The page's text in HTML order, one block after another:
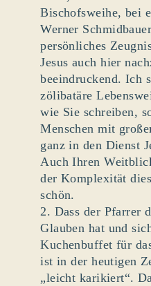
Bischofsweihe, bei
Werner
persönliches
Jesus auch hier
beeindruckend. Ich
zölibatäre
wie Sie schreiben,
Menschen mit
ganz in den Dienst
Auch Ihren
der Komplexität
schön.
2. Dass der Pfarrer
Glauben hat und
Kuchenbuffet für
ist in der heutigen
„leicht karikiert“.